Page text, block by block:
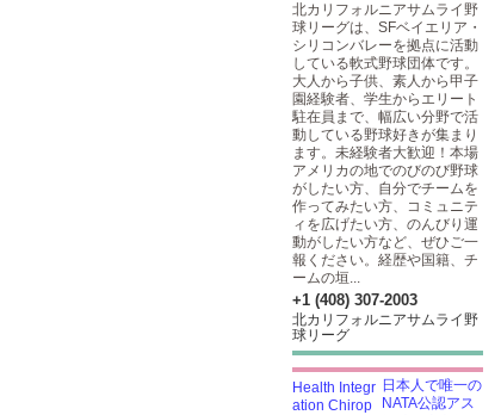
北カリフォルニアサムライ野
球リーグは、SFベイエリア・
シリコンバレーを拠点に活動
している軟式野球団体です。
大人から子供、素人から甲子
園経験者、学生からエリート
駐在員まで、幅広い分野で活
動している野球好きが集まり
ます。未経験者大歓迎！本場
アメリカの地でのびのび野球
がしたい方、自分でチームを
作ってみたい方、コミュニテ
ィを広げたい方、のんびり運
動がしたい方など、ぜひご一
報ください。経歴や国籍、チ
ームの垣...
+1 (408) 307-2003
北カリフォルニアサムライ野
球リーグ
日本人で唯一の
NATA公認アス